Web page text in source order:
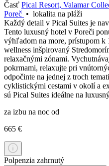
Časť Pical Resort, Valamar
Poreč • lokalita na pláži
Každý detail v Pical Suites je
Tento luxusný hotel v Poreči
výhľadom na more, prístupom k
wellness inšpirovaný
relaxačnými zónami.
pokrmami, relaxujte pri
odpočinte na jednej z troch
cyklistickými cestami v okolí a
sú Pical Suites ideálne na
za izbu na noc od
665 €
Polpenzia zahrnutý